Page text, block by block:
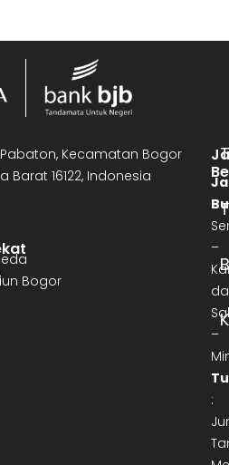
Pabaton, Kecamatan Bogor
Barat 16122, Indonesia
Bogor
–
–
: